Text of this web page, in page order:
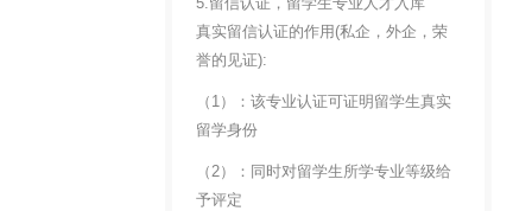
真实留信认证的作用(私企，外企，荣
誉的见证):
（1）：该专业认证可证明留学生真实
留学身份
（2）：同时对留学生所学专业等级给
予评定